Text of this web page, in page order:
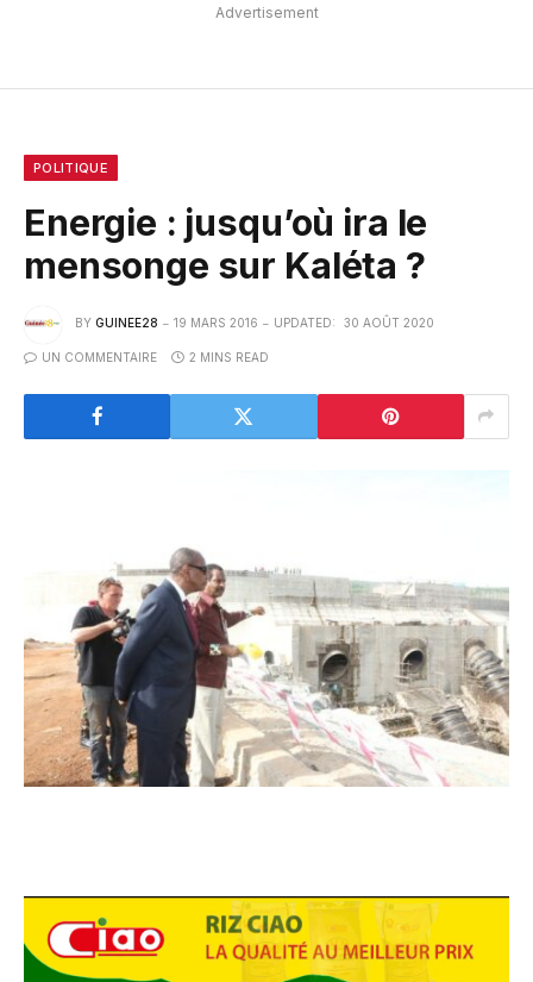
Advertisement
POLITIQUE
Energie : jusqu’où ira le
mensonge sur Kaléta ?
BY GUINEE28 19 MARS 2016 UPDATED: 30 AOÛT 2020
UN COMMENTAIRE 2 MINS READ